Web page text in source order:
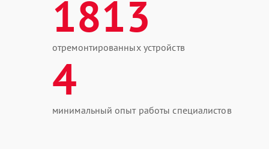
1813
отремонтированных устройств
4
минимальный опыт работы специалистов